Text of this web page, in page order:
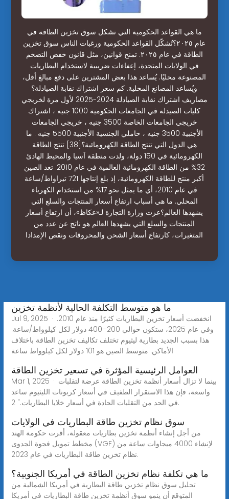
ما هي القواعد الحكومية التي تشكل سوق تخزين الطاقة في
عام ٢٠٢٥؟تُشكّل القواعد الحكومية ورغبات الناس سوق تخزين
الطاقة في عام ٢٠٢٥. تمنح قوانين، مثل قانون خفض التضخم
في الولايات المتحدة، إعفاءات ضريبية لاستخدام البطاريات
المصنوعة محليًا. يُساعد هذا بعض المشترين على دفع مبالغ أقل،
ويُساعد المصانع المحلية. كم سعر اشتراك نقابة الصيادلة؟
مصاريف اشتراك نقابة الصيادلة 2024-2025 لأول مرة لخريجي
كليات الصيدلة في الجامعات الحكومية 1000 جنيه ، اشتراك
خريجي الجامعات الخاصة 3500 جنيه ، خريجي الجامعات
الأجنبية 3500 جنيه ، حاملي الجنسية الأجنبية 5500 جنيه . ما
هي الدول التي تنتج الطاقة الكهرومائية؟[38] تنتج الطاقة
الكهرومائية في 150 دولة، ولدت منطقة آسيا والمحيط الهادئ
32% من الطاقة الكهرومائية العالمية في عام 2010. تعد الصين
أكبر منتج للطاقة الكهرومائية، إذ بلغ إنتاجها 721 تيراواط/ساعة
في عام 2010، أي ما يمثل نحو 17% من استخدام الكهرباء
المحلي. ما هي أسباب ارتفاع أسعار المنتجات والسلع التي
يشهدها العالم؟عزت وزارة التجارة لـ«عكاظ»، أن ارتفاع أسعار
المنتجات والسلع التي يشهدها العالم هو ناتج عن عدد من
المتغيرات، كارتفاع أسعار الشحن والمحروقات ونقص الإمدادا
ما هو متوسط التكلفة الحالية لأنظمة تخزين
Jul 9, 2025 · انخفضت أسعار تخزين البطاريات كثيرًا منذ عام 2010.
وفي عام 2025، ستكون حوالي 200–400 دولار لكل كيلوواط/ساعة.
هذا بسبب الجديد بطارية ليثيوم تختلف تكاليف تخزين الطاقة باختلاف
الأماكن. متوسط الصين هو 101 دولار لكل كيلوواط ساعة
العوامل الرئيسية المؤثرة في تسعير تخزين الطاقة
Mar 1, 2025 · بينما لا تزال أسعار أنظمة تخزين الطاقة عرضة لتقلبات
واسعة، فإن هذا الاستقرار الطفيف في أسعار كربونات الليثيوم ساعد
في الحد من التقلبات الحادة في أسعار خلايا البطاريات." 2.
سوق نظام تخزين طاقة البطاريات في الولايات
من أجل إنشاء أنظمة تخزين بطاريات معقولة، أقرت حكومة الهند
مخطط تمويل فجوة الجدوى (VGF) لإنشاء 4000 ميجاوات ساعة من
نظام تخزين طاقة البطاريات في عام 2023.
ما هي تكلفة نظام تخزين الطاقة في أمريكا الجنوبية؟
تحليل سوق نظام تخزين طاقة البطارية في أمريكا الشمالية من
المتوقع أن ينمو سوق أنظمة تخزين طاقة البطاريات في أمريكا